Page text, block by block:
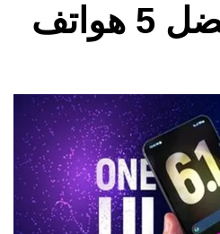
يصل إلى أفضل 5 هواتف